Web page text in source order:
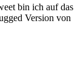
Version von